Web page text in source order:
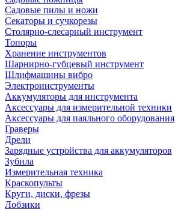
Садовые пилы и ножи
Секаторы и сучкорезы
Столярно-слесарный инструмент
Топоры
Хранение инструментов
Шарнирно-губцевый инструмент
Шлифмашины вибро
Электроинструменты
Аккумуляторы для инструмента
Аксессуары для измерительной техники
Аксессуары для паяльного оборудования
Граверы
Дрели
Зарядные устройства для аккумуляторов
Зубила
Измерительная техника
Краскопульты
Круги, диски, фрезы
Лобзики